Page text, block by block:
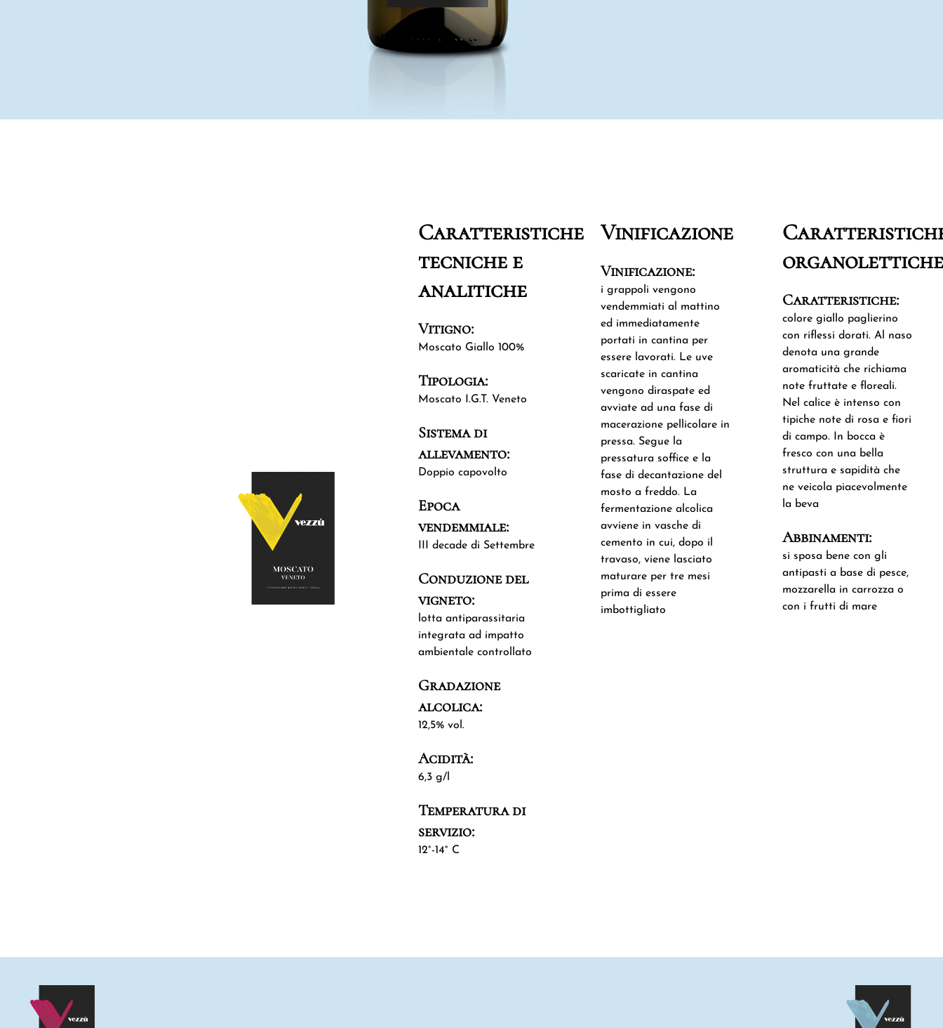
Caratteristiche
tecniche e
analitiche
Vitigno:
Moscato Giallo 100%
Tipologia:
Moscato I.G.T. Veneto
Sistema di
allevamento:
Doppio capovolto
Epoca
vendemmiale:
III decade di Settembre
Conduzione del
vigneto:
lotta antiparassitaria
integrata ad impatto
ambientale controllato
Gradazione
alcolica:
12,5% vol.
Acidità:
6,3 g/l
Temperatura di
servizio:
12°-14° C
Vinificazione
Vinificazione:
i grappoli vengono
vendemmiati al mattino
ed immediatamente
portati in cantina per
essere lavorati. Le uve
scaricate in cantina
vengono diraspate ed
avviate ad una fase di
macerazione pellicolare in
pressa. Segue la
pressatura soffice e la
fase di decantazione del
mosto a freddo. La
fermentazione alcolica
avviene in vasche di
cemento in cui, dopo il
travaso, viene lasciato
maturare per tre mesi
prima di essere
imbottigliato
organolettiche
Caratteristiche:
colore giallo paglierino
con riflessi dorati. Al naso
denota una grande
aromaticità che richiama
note fruttate e floreali.
Nel calice è intenso con
tipiche note di rosa e fiori
di campo. In bocca è
fresco con una bella
struttura e sapidità che
ne veicola piacevolmente
la beva
Abbinamenti:
si sposa bene con gli
antipasti a base di pesce,
mozzarella in carrozza o
con i frutti di mare